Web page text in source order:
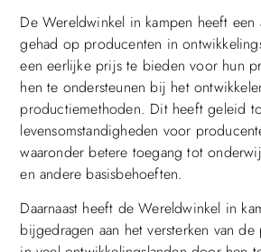
De Wereldwinkel in kampen heeft een
gehad op producenten in
een eerlijke prijs te bieden voor hun
hen te ondersteunen bij het
productiemethoden. Dit heeft geleid
levensomstandigheden voor
waaronder betere toegang tot
en andere basisbehoeften.
Daarnaast heeft de Wereldwinkel in
bijgedragen aan het versterken van